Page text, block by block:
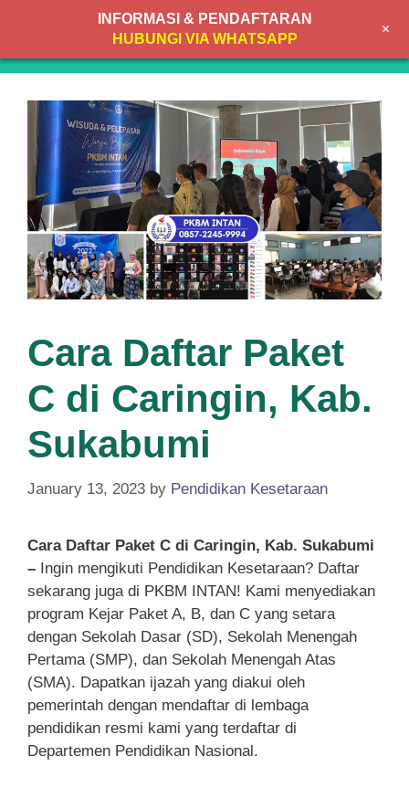
content
Cara Daftar Paket
C di Caringin, Kab.
Sukabumi
January 13, 2023 by Pendidikan Kesetaraan
Cara Daftar Paket C di Caringin, Kab. Sukabumi
– Ingin mengikuti Pendidikan Kesetaraan? Daftar
sekarang juga di PKBM INTAN! Kami menyediakan
program Kejar Paket A, B, dan C yang setara
dengan Sekolah Dasar (SD), Sekolah Menengah
Pertama (SMP), dan Sekolah Menengah Atas
(SMA). Dapatkan ijazah yang diakui oleh
pemerintah dengan mendaftar di lembaga
pendidikan resmi kami yang terdaftar di
Departemen Pendidikan Nasional.
INFORMASI & PENDAFTARAN
HUBUNGI VIA WHATSAPP
+